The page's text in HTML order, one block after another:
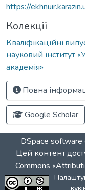
https://
Колекції
Кваліфікаційні
науковий інститут
академія»
Повна
Google Scholar
DSpace software
Цей контент
Commons